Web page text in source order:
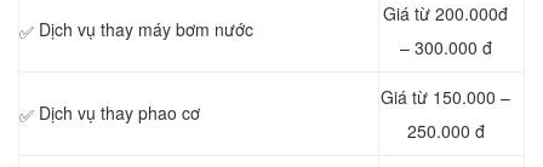
✅ Dịch vụ thay máy bơm nước
Giá từ 200.000đ
– 300.000 đ
✅ Dịch vụ thay phao cơ
Giá từ 150.000 –
250.000 đ